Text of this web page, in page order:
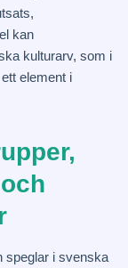
kan
kulturarv, som i
element i
speglar i svenska